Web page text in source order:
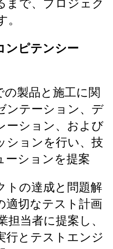
まで、プロジェク
。
ンピテンシー
の製品と施工に関
ンテーション、デ
ーション、および
ションを行い、技
ーションを提案
トの達成と問題解
適切なテスト計画
担当者に提案し、
行とテストエンジ